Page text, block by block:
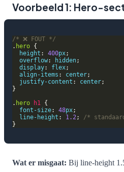
Voorbeeld 1: Hero-
/* ❌ FOUT */
. hero
height : 400px
overflow: hidden
display: flex
align-items : center
justify-content : center
. hero h1
font-size: 48px
line-height : 1.2 ;
/*
Wat er misgaat: Bij line-height